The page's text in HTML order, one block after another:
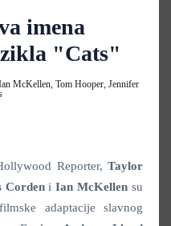
imena
"Cats"
McKellen, Tom Hooper, Jennifer
Reporter, Taylor
CordeniIan McKellen su
adaptacije slavnog